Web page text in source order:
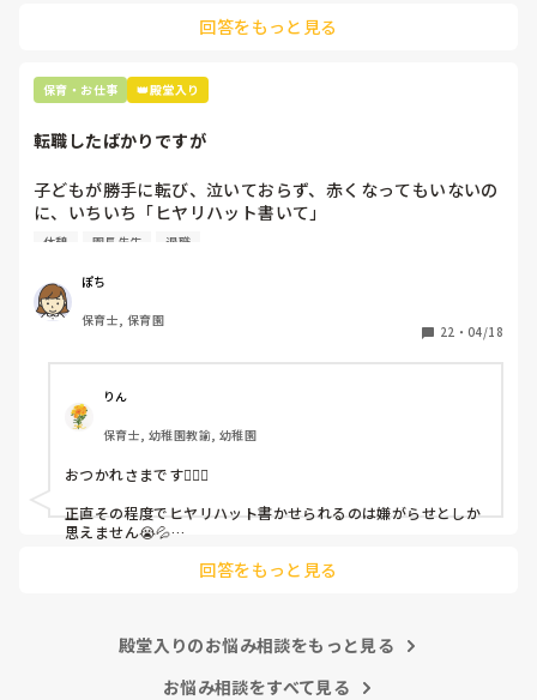
て貰い、主任に報告してます。
回答をもっと見る
保育・お仕事 👑殿堂入り
転職したばかりですが
子どもが勝手に転び、泣いておらず、赤くなってもいないの
に、いちいち「ヒヤリハット書いて」
と書かされ
（そう言う本人は書かない）
しかも、上司に↑この内容でも
ちゃんと考えて対策を練って書き込むようにと。
呼ばれて一緒に対策を考えさせられること多数
これだけで30〜40分拘束されて辛いです
皆さんの園はどうですか?
休憩 園長先生 退職
ぽち
保育士, 保育園
22 ・ 04/18
りん
保育士, 幼稚園教諭, 幼稚園
おつかれさまです🙇🏻‍♀️
正直その程度でヒヤリハット書かせられるのは嫌がらせとしか
思えません😭💦
回答をもっと見る
殿堂入りのお悩み相談をもっと見る
お悩み相談をすべて見る